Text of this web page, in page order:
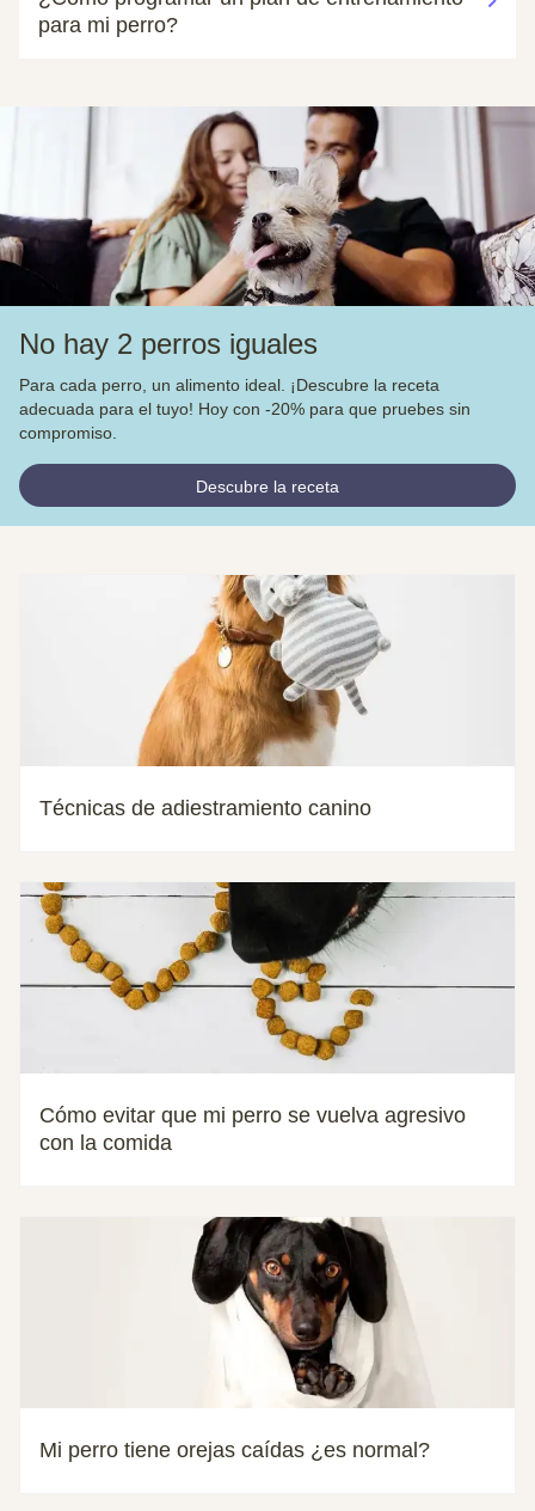
para mi perro?
No hay 2 perros iguales
Para cada perro, un alimento ideal. ¡Descubre la receta
adecuada para el tuyo! Hoy con -20% para que pruebes sin
compromiso.
Descubre la receta
Técnicas de adiestramiento canino
Cómo evitar que mi perro se vuelva agresivo
con la comida
Mi perro tiene orejas caídas ¿es normal?